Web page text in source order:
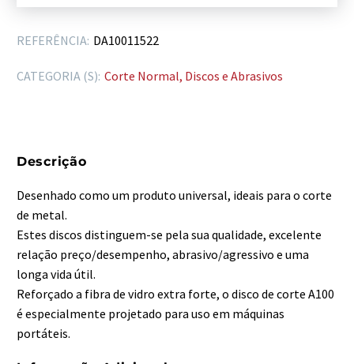
REFERÊNCIA: DA10011522
CATEGORIA (S): Corte Normal, Discos e Abrasivos
Descrição
Desenhado como um produto universal, ideais para o corte
de metal.
Estes discos distinguem-se pela sua qualidade, excelente
relação preço/desempenho, abrasivo/agressivo e uma
longa vida útil.
Reforçado a fibra de vidro extra forte, o disco de corte A100
é especialmente projetado para uso em máquinas
portáteis.